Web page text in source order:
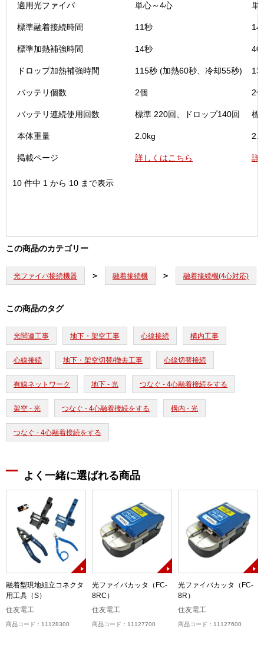
適用光ファイバ 単心～4心 単
標準融着接続時間 11秒 14
標準加熱補強時間 14秒 40
ドロップ加熱補強時間 115秒 (加熱60秒、冷却55秒)
バッテリ個数 2個 2個
バッテリ連続使用回数 標準 220回、ドロップ140回 標
本体重量 2.0kg
掲載ページ 詳しくはこちら 詳
10 件中 1 から 10 まで表示
この商品のカテゴリー
光ファイバ接続機器 融着接続機 融着接続機(4心対応)
この商品のタグ
光関連工事 地下・架空工事 心線接続 構内工事
心線接続 地下・架空切替/撤去工事 心線切替接続
有線ネットワーク 地下 - 光 つなぐ - 4心融着接続をする
架空 - 光 つなぐ - 4心融着接続をする 構内 - 光
つなぐ - 4心融着接続をする
よく一緒に選ばれる商品
融着型現地組立コネクタ
用工具（S）
住友電工
商品コード：11128300
光ファイバカッタ（FC-
8RC）
住友電工
商品コード：11127700
光ファイバカッタ（FC-
8R）
住友電工
商品コード：11127600